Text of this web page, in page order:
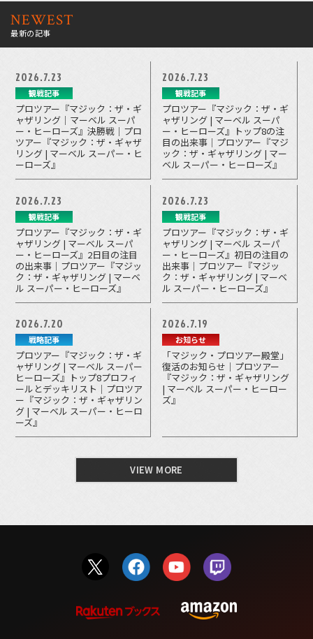
NEWEST
最新の記事
2026.7.23
観戦記事
プロツアー『マジック：ザ・ギ
ャザリング｜マーベル スーパ
ー・ヒーローズ』決勝戦｜プロ
ツアー『マジック：ザ・ギャザ
リング | マーベル スーパー・ヒ
ーローズ』
2026.7.23
観戦記事
プロツアー『マジック：ザ・ギ
ャザリング | マーベル スーパ
ー・ヒーローズ』トップ8の注
目の出来事｜プロツアー『マジ
ック：ザ・ギャザリング | マー
ベル スーパー・ヒーローズ』
2026.7.23
観戦記事
プロツアー『マジック：ザ・ギ
ャザリング | マーベル スーパ
ー・ヒーローズ』2日目の注目
の出来事｜プロツアー『マジッ
ク：ザ・ギャザリング | マーベ
ル スーパー・ヒーローズ』
2026.7.23
観戦記事
プロツアー『マジック：ザ・ギ
ャザリング | マーベル スーパ
ー・ヒーローズ』初日の注目の
出来事｜プロツアー『マジッ
ク：ザ・ギャザリング | マーベ
ル スーパー・ヒーローズ』
2026.7.20
戦略記事
プロツアー『マジック：ザ・ギ
ャザリング | マーベル スーパー
ヒーローズ』トップ8プロフィ
ールとデッキリスト｜プロツア
ー『マジック：ザ・ギャザリン
グ | マーベル スーパー・ヒーロ
ーズ』
2026.7.19
お知らせ
「マジック・プロツアー殿堂」
復活のお知らせ｜プロツアー
『マジック：ザ・ギャザリング
| マーベル スーパー・ヒーロー
ズ』
VIEW MORE